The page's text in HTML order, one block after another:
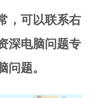
，可以联系右
深电脑问题专
问题。